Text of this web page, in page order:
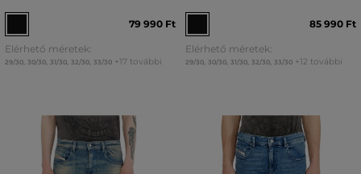
79 990 Ft
Elérhető méretek:
29/30, 30/30, 31/30, 32/30, 33/30 +17 további
85 990 Ft
Elérhető méretek:
29/30, 30/30, 31/30, 32/30, 33/30 +12 további